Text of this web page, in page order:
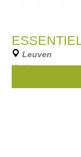
Leuven
Kinder- en